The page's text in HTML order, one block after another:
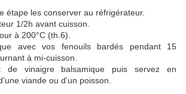
étape les conserver au réfrigérateur.
1/2h avant cuisson.
à 200°C (th.6).
avec vos fenouils bardés pendant 15
à mi-cuisson.
de vinaigre balsamique puis servez en
viande ou d'un poisson.